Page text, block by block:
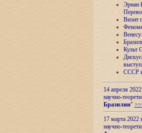
Эрнан
Визит
Культ
СССР и
14 апреля
научно-
Бразилии"
17 марта 2022
научно-